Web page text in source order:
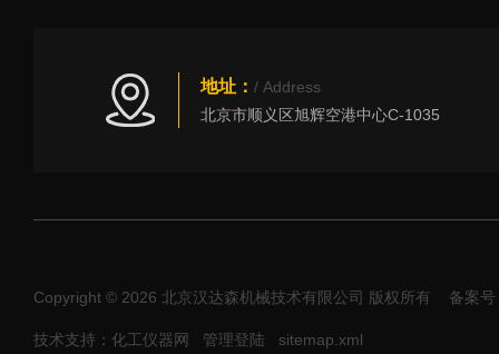
地址： / Address
北京市顺义区旭辉空港中心C-1035
Copyright © 2026 北京汉达森机械技术有限公司 版权所有 备案
技术支持：化工仪器网 管理登陆 sitemap.xml